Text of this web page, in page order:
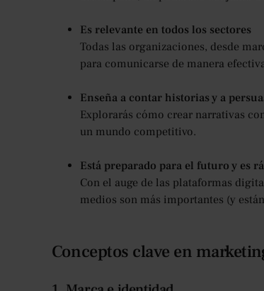
Es relevante en todos los sectores
Todas las organizaciones, desde
para comunicarse de manera
Enseña a contar historias y a
Explorarás cómo crear narrativas
un mundo competitivo.
Está preparado para el futuro y es
Con el auge de las plataformas
medios son más importantes (y
Conceptos clave en